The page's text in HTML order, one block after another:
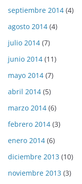
septiembre 2014 (4)
agosto 2014 (4)
julio 2014 (7)
junio 2014 (11)
mayo 2014 (7)
abril 2014 (5)
marzo 2014 (6)
febrero 2014 (3)
enero 2014 (6)
diciembre 2013 (10)
noviembre 2013 (3)